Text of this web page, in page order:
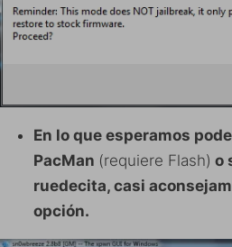
En lo que esperamos
PacMan (requiere Flash) o
ruedecita, casi
opción.